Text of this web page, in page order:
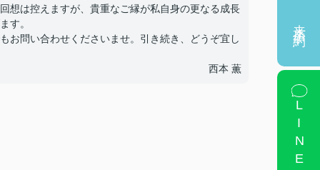
想は控えますが、貴重なご縁が私自身の更なる成長
す。
お問い合わせくださいませ。引き続き、どうぞ宜し
西本 薫
LINE